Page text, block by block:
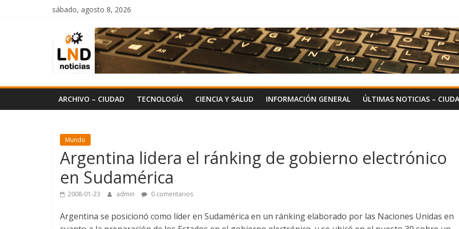
sábado, agosto 8, 2026
LND
Noticias
ARCHIVO – CIUDAD TECNOLOGÍA CIENCIA Y SALUD INFORMACIÓN GENERAL ÚLTIMAS NOTICIAS –
Mundo
Argentina lidera el ránking de gobierno electrónico
en Sudamérica
2008-01-23 admin 0 comentarios
Argentina se posicionó como líder en Sudamérica en un ránking elaborado por las Naciones Unidas en